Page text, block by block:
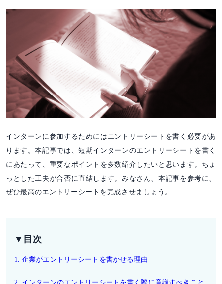
インターンに参加するためにはエントリーシートを書く必要があ
ります。本記事では、短期インターンのエントリーシートを書く
にあたって、重要なポイントを多数紹介したいと思います。ちょ
っとした工夫が合否に直結します。みなさん、本記事を参考に、
ぜひ最高のエントリーシートを完成させましょう。
▼目次
1. 企業がエントリーシートを書かせる理由
2. インターンのエントリーシートを書く際に意識すべきこと